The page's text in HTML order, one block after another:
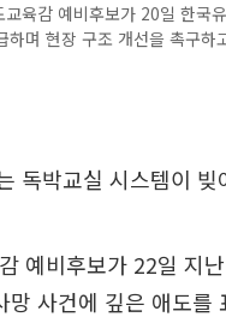
육감 예비후보가 20일 한국
하며 현장 구조 개선을 촉구
독박교실 시스템이
예비후보가 22일 지
망 사건에 깊은 애도